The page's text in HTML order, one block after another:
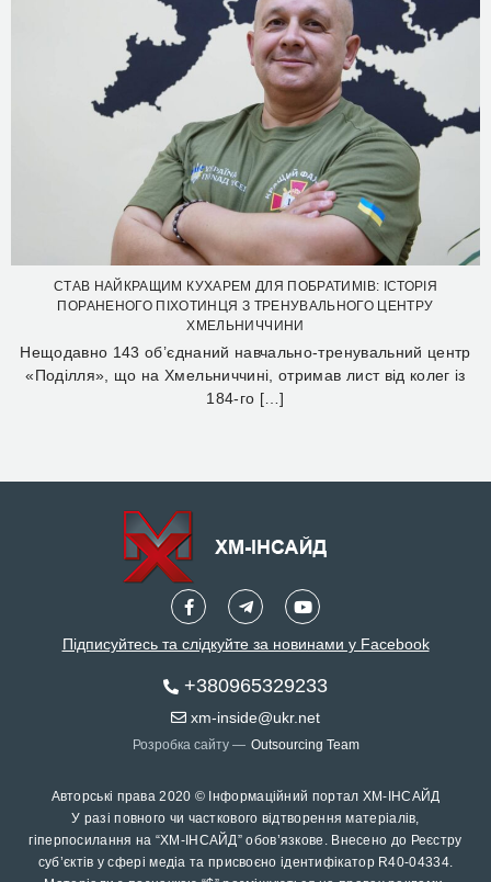
СТАВ НАЙКРАЩИМ КУХАРЕМ ДЛЯ ПОБРАТИМІВ: ІСТОРІЯ
ПОРАНЕНОГО ПІХОТИНЦЯ З ТРЕНУВАЛЬНОГО ЦЕНТРУ
ХМЕЛЬНИЧЧИНИ
Нещодавно 143 об’єднаний навчально-тренувальний центр
«Поділля», що на Хмельниччині, отримав лист від колег із
184-го […]
Підписуйтесь та слідкуйте за новинами у Facebook
+380965329233
xm-inside@ukr.net
Розробка сайту — Outsourcing Team
Авторські права 2020 © Інформаційний портал ХМ-ІНСАЙД
У разі повного чи часткового відтворення матеріалів,
гіперпосилання на “ХМ-ІНСАЙД” обов’язкове. Внесено до Реєстру
суб’єктів у сфері медіа та присвоєно ідентифікатор R40-04334.